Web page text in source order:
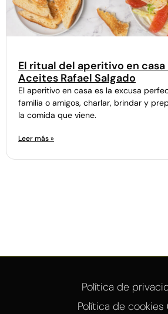
El ritual del aperitivo en
Aceites Rafael Salgado
El aperitivo en casa es la excusa
familia o amigos, charlar, brindar y
la comida que viene.
Leer más »
Política de
Política de cookies